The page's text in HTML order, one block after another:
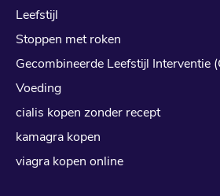
Leefstijl
Stoppen met roken
Gecombineerde Leefstijl Interventie
Voeding
cialis kopen zonder recept
kamagra kopen
viagra kopen online